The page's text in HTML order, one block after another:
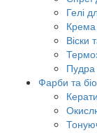
Гелі
Крема
Віски
Фарби та